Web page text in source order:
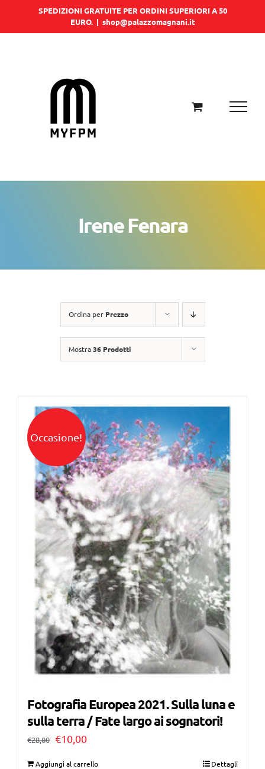
SPEDIZIONI GRATUITE PER ORDINI SUPERIORI A 50
EURO. | shop@palazzomagnani.it
Irene Fenara
Ordina per Prezzo
Mostra36 Prodotti
Occasione!
Fotografia Europea 2021. Sulla luna e
sulla terra / Fate largo ai sognatori!
€28,00 Il
€10,00Il
Aggiungi al carrello Dettagli